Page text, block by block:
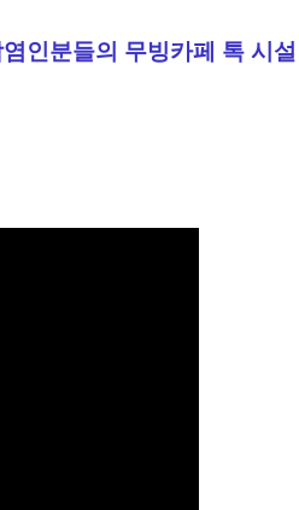
들의 무빙카페 톡 시설